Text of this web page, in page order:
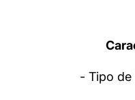
- Tipo de